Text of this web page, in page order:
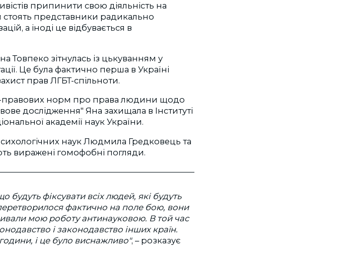
припинити свою діяльність на
стоять представники радикально
а іноді це відбувається в
Товпеко зітнулась із цькуванням у
Це була фактично перша в Україні
прав ЛГБТ-спільноти.
правових норм про права людини щодо
дослідження" Яна захищала в Інституті
академії наук України.
наук Людмила Гредковець та
виражені гомофобні погляди.
фіксувати всіх людей, які будуть
фактично на поле бою, вони
мою роботу антинауковою. В той час
і законодавство інших країн.
і це було виснажливо", – розказує